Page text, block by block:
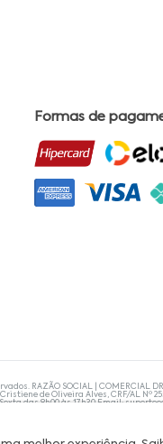
Formas de
RAZÃO SOCIAL | COMERCIAL
de Oliveira Alves, CRF/AL
das 8h00 às 17h30 Email:
substituem as orientações de
Se os sintomas persistirem, um
possa realizar suas compras com
à confirmação da disponibilidade de